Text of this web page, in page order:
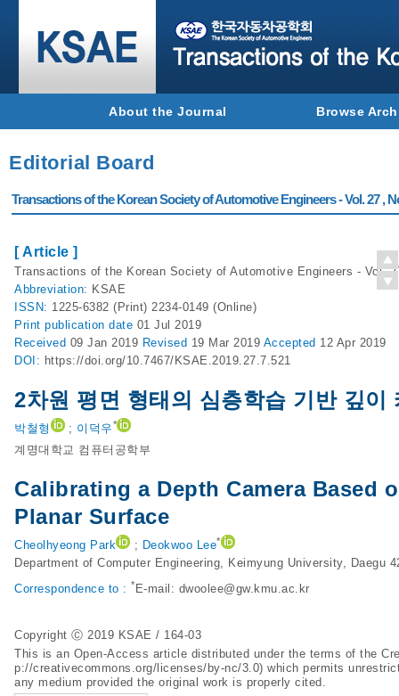
About the Journal Browse
Editorial Board
Transactions of the Korean Society of Automotive Engineers - Vol. 27 ,
[ Article ]
Transactions of the Korean Society of Automotive Engineers - Vol.
Abbreviation: KSAE
ISSN: 1225-6382 (Print) 2234-0149 (Online)
Print publication date 01 Jul 2019
Received 09 Jan 2019 Revised 19 Mar 2019 Accepted 12 Apr 2019
DOI: https://doi.org/10.7467/KSAE.2019.27.7.521
2차원 평면 형태의 심층학습 기반 깊이
박철형 ; 이덕우*
계명대학교 컴퓨터공학부
Calibrating a Depth Camera Based
Planar Surface
Cheolhyeong Park ; Deokwoo Lee*
Department of Computer Engineering, Keimyung University, Daegu
Correspondence to : * E-mail: dwoolee@gw.kmu.ac.kr
Copyright Ⓒ 2019 KSAE / 164-03
This is an Open-Access article distributed under the terms of the
p://creativecommons.org/licenses/by-nc/3.0) which permits
any medium provided the original work is properly cited.